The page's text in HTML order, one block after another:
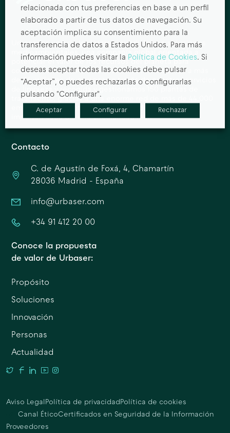
Urbaser es uno de los líderes mundiales en soluciones
medioambientales, una compañía global orientada a
potenciar el valor de los recursos del planeta para
construir un mañana más sostenible. Atendemos a más
de 64 millones de personas a través de nuestros servicios
de limpieza y recogida y gestionamos 150 plantas de
tratamiento, gracias a una enorme red de más de 44.000
empleados presentes en alrededor de 15 países que
impulsan cada día una circularidad real.
Contacto
C. de Agustín de Foxá, 4, Chamartín
28036 Madrid - España
info@urbaser.com
+34 91 412 20 00
Conoce la propuesta
de valor de Urbaser:
Propósito
Soluciones
Innovación
Personas
Actualidad
Aviso Legal Política de privacidad Política de cookies
Canal ÉticoCertificados en Seguridad de la Información
Proveedores
relacionada con tus preferencias en base a un perfil
elaborado a partir de tus datos de navegación. Su
aceptación implica su consentimiento para la
transferencia de datos a Estados Unidos. Para más
información puedes visitar la Política de Cookies. Si
deseas aceptar todas las cookies debe pulsar
“Aceptar”, o puedes rechazarlas o configurarlas
pulsando "Configurar".
Aceptar Configurar Rechazar